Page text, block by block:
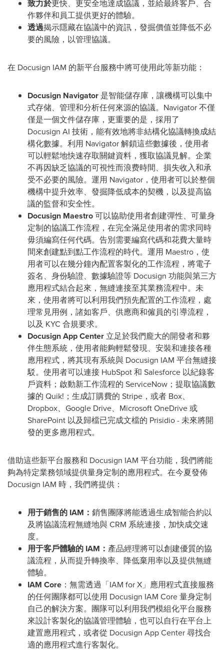
致力於更快、更安全地達成協議，並給最終客戶、合
作夥伴和員工提供更好的體驗。
透過揭示隱藏在協議中的資訊，發掘價值並降低不必
要的風險，以管理協議。
在 Docusign IAM 的新平台服務中將可使用此等新功能：
Docusign Navigator 是智能儲存庫，讓機構可以集中
式存储、管理和分析任何來源的協議。Navigator 不僅
僅是一個文件儲存庫，更重要的是，採用了
Docusign AI 技術，能有效地將非結構化協議轉換成結
構化數據。利用 Navigator 解鎖這些數據後，使用者
可以輕鬆地快速存取關鍵資料，獲取協議見解。企業
不再因缺乏協議的可視性而浪费時間、損失收入和承
受不必要的風險。運用 Navigator，使用者可以於整個
機構中提升效率、發掘降低成本的契機，以及提高協
議的監督和安全性。
Docusign Maestro可以協助使用者創建彈性、可量身
定制的協議工作流程，在完全滿足使用者的需求同時
毋須編寫任何代碼。告別需要編寫代碼和花費大量時
間來創建點到點工作流程的時代。運用 Maestro，使
用者可以在幾分鐘內配置客製化的工作流程，將電子
簽名、身份驗證、數據驗證等 Docusign 功能與第三方
應用程式結合起來，無縫連接至其業務流程中。未
來，使用者將可以利用我們預先配置的工作流程，處
理常見用例，諸如客戶、供應商和僱員的引導流程，
以及 KYC 合規要求。
DocusignApp Center立足於我們龐大的開發者和夥
伴生態系統，使用者能夠輕鬆發現、安裝和連接各種
應用程式，將其現有系統與 Docusign IAM 平台無縫接
駁。使用者可以連接 HubSpot 和 Salesforce 以紀錄客
戶資料；啟動新工作流程的 ServiceNow；提取協議數
據的 Quik!；生成訂購費的 Stripe，或者 Box、
Dropbox、Google Drive、Microsoft OneDrive 或
SharePoint 以及歸檔已完成文檔的 Prisidio - 未來將開
發的更多應用程式。
借助這些新平台服務和 Docusign IAM 平台功能，我們將能
夠為特定業務領域提供量身定制的應用程式。在今夏發佈
Docusign IAM 時，我們將提供：
用于銷售的 IAM ： 銷售團隊將能透過生成智能合約以
及將協議流程無縫地與 CRM 系統連接，加快成交速
度。
用于客戶體驗的 IAM ： 產品經理將可以創建優質的協
議流程，从而提升轉換率、降低棄用率以及提供無縫
體驗。
IAM Core ：無需透過「IAM for X」應用程式直接服務
的任何團隊都可以使用 Docusign IAM Core 量身定制
自己的解決方案。團隊可以利用我們模組化平台服務
來設計客製化的協議管理體驗，也可以自行在平台上
建置應用程式，或者從 Docusign App Center 尋找合
適的應用程式進行客製化。